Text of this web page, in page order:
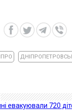
евакуювали 720